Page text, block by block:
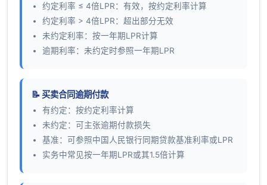
约定利率 ≤ 4倍LPR：有效，按约定利率计算
约定利率 > 4倍LPR：超出部分无效
未约定利率：按一年期LPR计算
逾期利率：未约定时参照一年期LPR
📝 买卖合同逾期付款
有约定：按约定利率计算
未约定：可主张逾期付款损失
基准：可参照中国人民银行同期贷款基准利率或LPR
实务中常见按一年期LPR或其1.5倍计算